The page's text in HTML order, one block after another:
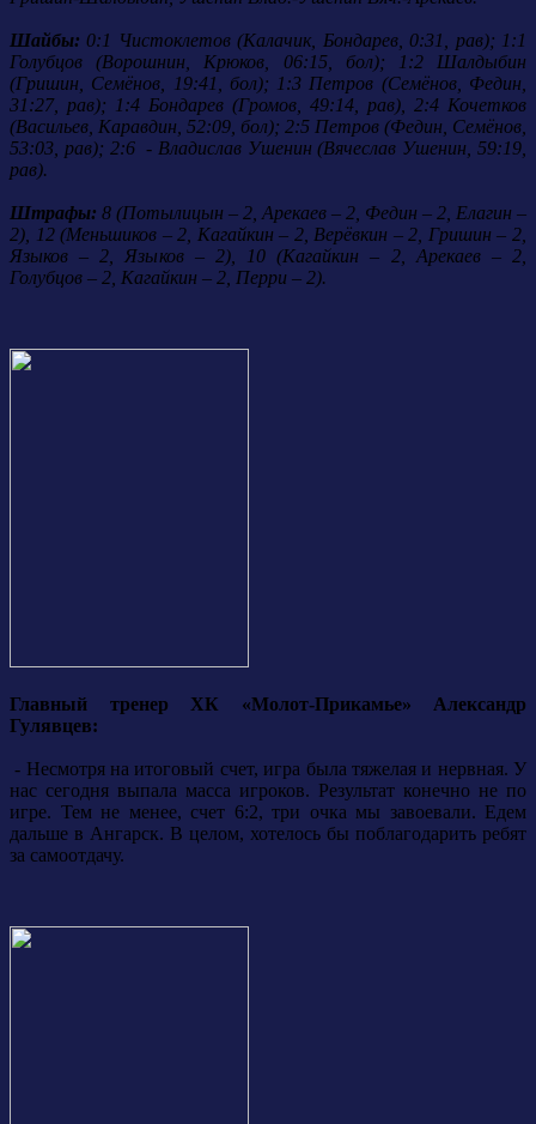
Шайбы: 0:1 Чистоклетов (Калачик, Бондарев, 0:31, рав); 1:1
Голубцов (Ворошнин, Крюков, 06:15, бол); 1:2 Шалдыбин
(Гришин, Семёнов, 19:41, бол); 1:3 Петров (Семёнов, Федин,
31:27, рав); 1:4 Бондарев (Громов, 49:14, рав), 2:4 Кочетков
(Васильев, Каравдин, 52:09, бол); 2:5 Петров (Федин, Семёнов,
53:03, рав); 2:6 - Владислав Ушенин (Вячеслав Ушенин, 59:19,
рав).
Штрафы: 8 (Потылицын – 2, Арекаев – 2, Федин – 2, Елагин –
2), 12 (Меньшиков – 2, Кагайкин – 2, Верёвкин – 2, Гришин – 2,
Языков – 2, Языков – 2), 10 (Кагайкин – 2, Арекаев – 2,
Голубцов – 2, Кагайкин – 2, Перри – 2).
Главный тренер ХК «Молот-Прикамье» Александр
Гулявцев:
- Несмотря на итоговый счет, игра была тяжелая и нервная. У
нас сегодня выпала масса игроков. Результат конечно не по
игре. Тем не менее, счет 6:2, три очка мы завоевали. Едем
дальше в Ангарск. В целом, хотелось бы поблагодарить ребят
за самоотдачу.